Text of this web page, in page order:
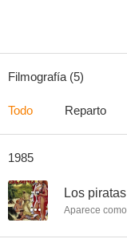
Filmografía (5)
Todo Reparto
1985
-- Los
Aparece como